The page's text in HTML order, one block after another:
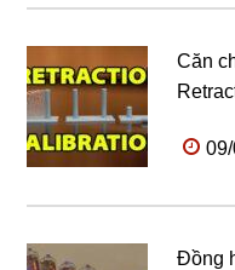
Căn
Đồng